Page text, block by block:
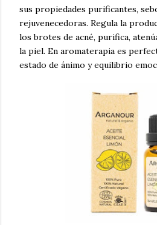
sus propiedades purificantes,
rejuvenecedoras. Regula la
los brotes de acné, purifica,
la piel. En aromaterapia es
estado de ánimo y equilibrio